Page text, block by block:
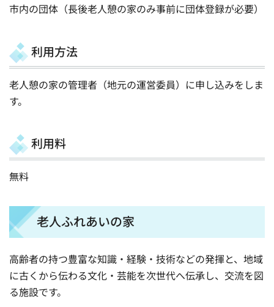
市内の団体（長後老人憩の家のみ事前に団体登録が必要）
利用方法
老人憩の家の管理者（地元の運営委員）に申し込みをしま
す。
利用料
無料
老人ふれあいの家
高齢者の持つ豊富な知識・経験・技術などの発揮と、地域
に古くから伝わる文化・芸能を次世代へ伝承し、交流を図
る施設です。